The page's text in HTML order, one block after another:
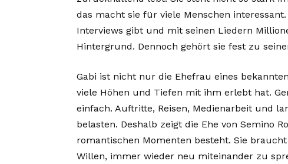
das macht sie für viele Menschen
Interviews gibt und mit seinen Liedern
Hintergrund. Dennoch gehört sie fest zu
Gabi ist nicht nur die Ehefrau eines
viele Höhen und Tiefen mit ihm erlebt hat.
einfach. Auftritte, Reisen, Medienarbeit und
belasten. Deshalb zeigt die Ehe von Semino
romantischen Momenten besteht. Sie
Willen, immer wieder neu miteinander zu